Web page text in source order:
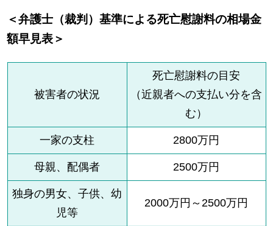
＜弁護士（裁判）基準による死亡慰謝料の相場金
額早見表＞
被害者の状況
死亡慰謝料の目安
（近親者への支払い分を含
む）
一家の支柱 2800万円
母親、配偶者 2500万円
独身の男女、子供、幼
児等
2000万円～2500万円